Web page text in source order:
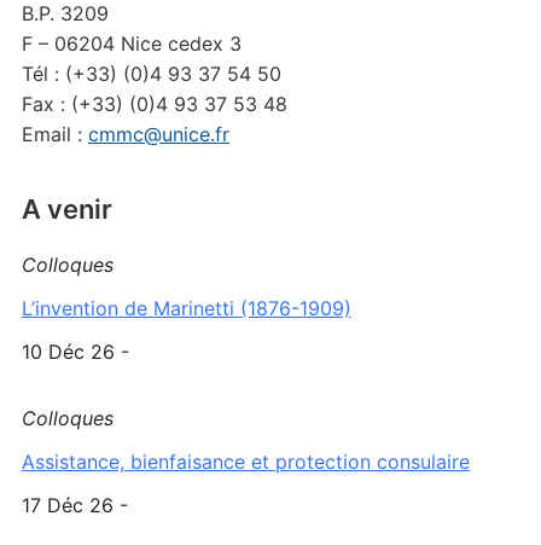
B.P. 3209
F – 06204 Nice cedex 3
Tél : (+33) (0)4 93 37 54 50
Fax : (+33) (0)4 93 37 53 48
Email : cmmc@unice.fr
A venir
Colloques
L’invention de Marinetti (1876-1909)
10 Déc 26 -
Colloques
Assistance, bienfaisance et protection consulaire
17 Déc 26 -